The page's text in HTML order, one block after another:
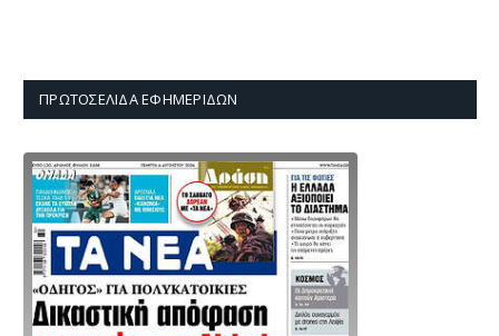
ΠΡΩΤΟΣΈΛΙΔΑ ΕΦΗΜΕΡΊΔΩΝ